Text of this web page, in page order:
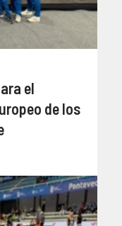
el
de los